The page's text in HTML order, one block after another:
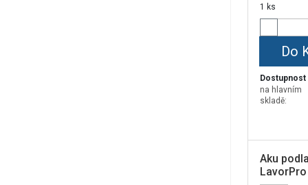
1 ks
Do
Dostupnost
na hlavním
skladě:
Aku